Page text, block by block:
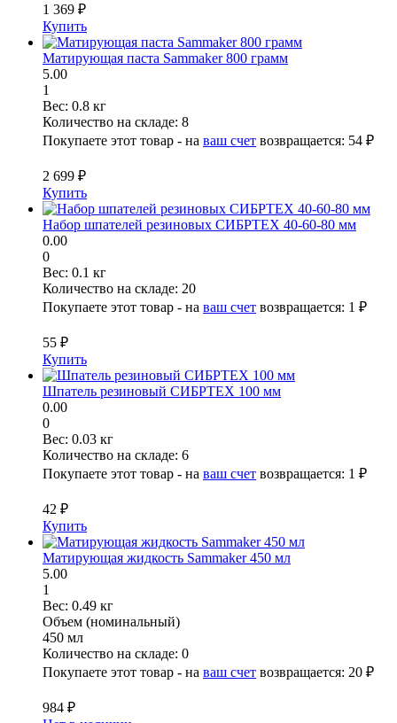
1 369 ₽
Купить
Матирующая паста Sammaker 800 грамм
5.00
1
Вес: 0.8 кг
Количество на складе: 8
Покупаете этот товар - на ваш счет возвращается: 54 ₽
2 699 ₽
Купить
Набор шпателей резиновых СИБРТЕХ 40-60-80 мм
0.00
0
Вес: 0.1 кг
Количество на складе: 20
Покупаете этот товар - на ваш счет возвращается: 1 ₽
55 ₽
Купить
Шпатель резиновый СИБРТЕХ 100 мм
0.00
0
Вес: 0.03 кг
Количество на складе: 6
Покупаете этот товар - на ваш счет возвращается: 1 ₽
42 ₽
Купить
Матирующая жидкость Sammaker 450 мл
5.00
1
Вес: 0.49 кг
Объем (номинальный)
450 мл
Количество на складе: 0
Покупаете этот товар - на ваш счет возвращается: 20 ₽
984 ₽